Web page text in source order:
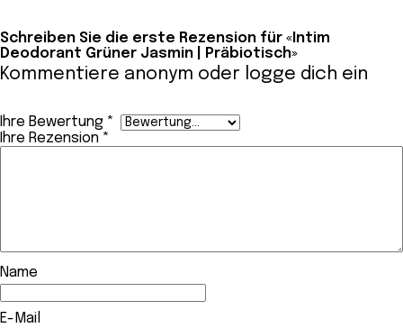
Schreiben Sie die erste Rezension für «Intim
Deodorant Grüner Jasmin | Präbiotisch»
Kommentiere anonym oder logge dich ein
Ihre Bewertung *
Ihre Rezension *
Name
E-Mail